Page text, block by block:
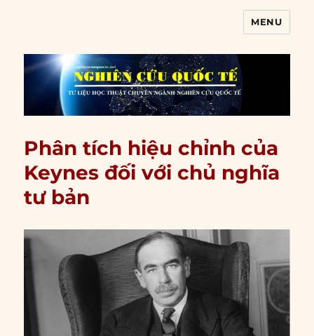
MENU
Phân tích hiệu chỉnh của
Keynes đối với chủ nghĩa
tư bản